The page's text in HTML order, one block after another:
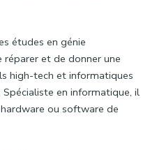
études en génie
et de donner une
high-tech et informatiques
en informatique, il
ou software de